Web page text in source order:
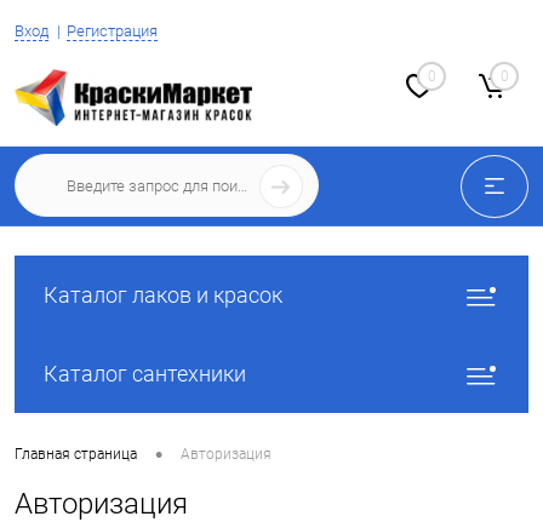
Вход Регистрация
0 0
Каталог лаков и красок
Каталог сантехники
Главная страница • Авторизация
Авторизация